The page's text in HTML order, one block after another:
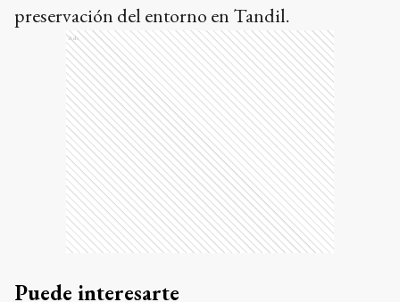
preservación del entorno en Tandil.
Ads
Puede interesarte